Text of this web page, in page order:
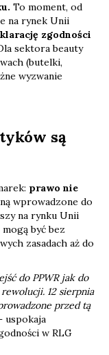
To moment, od
na rynek Unii
zgodności
sektora beauty
(butelki,
wyzwanie
są
prawo nie
wprowadzone do
na rynku Unii
mogą być bez
zasadach aż do
do PPWR jak do
12 sierpnia
przed tą
uspokaja
w RLG